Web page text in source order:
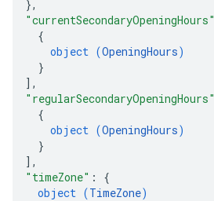
},
"currentSecondaryOpeningHours"
{
object (OpeningHours)
}
] ,
"regularSecondaryOpeningHours"
{
object (OpeningHours)
}
] ,
"timeZone" : {
object (TimeZone)